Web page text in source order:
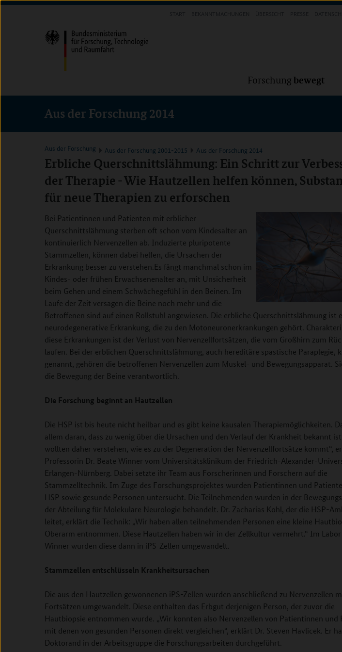
Direkt
(Eingabetaste)
Direkt
(Eingabetaste)
Direkt
(Eingabetaste)
Forschung bewegt
Aus der Forschung 2014
Aus der Forschung Aus der Forschung 2001-2015 Aus der Forschung 2014
Erbliche Querschnittslähmung: Ein Schritt zur
der Therapie - Wie Hautzellen helfen können,
für neue Therapien zu erforschen
Bei Patientinnen und Patienten mit erblicher
Querschnittslähmung sterben oft schon vom Kindesalter an
kontinuierlich Nervenzellen ab. Induzierte pluripotente
Stammzellen, können dabei helfen, die Ursachen der
Erkrankung besser zu verstehen.Es fängt manchmal schon im
Kindes- oder frühen Erwachsenenalter an, mit Unsicherheit
beim Gehen und einem Schwächegefühl in den Beinen. Im
Laufe der Zeit versagen die Beine noch mehr und die
Betroffenen sind auf einen Rollstuhl angewiesen. Die erbliche Querschnittslähmung ist
neurodegenerative Erkrankung, die zu den Motoneuronerkrankungen gehört.
diese Erkrankungen ist der Verlust von Nervenzellfortsätzen, die vom Großhirn zum
laufen. Bei der erblichen Querschnittslähmung, auch hereditäre spastische Paraplegie,
genannt, gehören die betroffenen Nervenzellen zum Muskel- und Bewegungsapparat.
die Bewegung der Beine verantwortlich.
Die Forschung beginnt an Hautzellen
Die HSP ist bis heute nicht heilbar und es gibt keine kausalen Therapiemöglichkeiten.
allem daran, dass zu wenig über die Ursachen und den Verlauf der Krankheit bekannt
wollten daher verstehen, wie es zu der Degeneration der Nervenzellfortsätze kommt“,
Professorin Dr. Beate Winner vom Universitätsklinikum der Friedrich-Alexander-
Erlangen-Nürnberg. Dabei setzte ihr Team aus Forscherinnen und Forschern auf die
Stammzelltechnik. Im Zuge des Forschungsprojektes wurden Patientinnen und
HSP sowie gesunde Personen untersucht. Die Teilnehmenden wurden in der
der Abteilung für Molekulare Neurologie behandelt. Dr. Zacharias Kohl, der die HSP-
leitet, erklärt die Technik: „Wir haben allen teilnehmenden Personen eine kleine
Oberarm entnommen. Diese Hautzellen haben wir in der Zellkultur vermehrt.“ Im
Winner wurden diese dann in iPS-Zellen umgewandelt.
Stammzellen entschlüsseln Krankheitsursachen
Die aus den Hautzellen gewonnenen iPS-Zellen wurden anschließend zu Nervenzellen
Fortsätzen umgewandelt. Diese enthalten das Erbgut derjenigen Person, der zuvor die
Hautbiopsie entnommen wurde. „Wir konnten also Nervenzellen von Patientinnen und
mit denen von gesunden Personen direkt vergleichen“, erklärt Dr. Steven Havlicek. Er
Doktorand in der Arbeitsgruppe die Forschungsarbeiten durchgeführt.